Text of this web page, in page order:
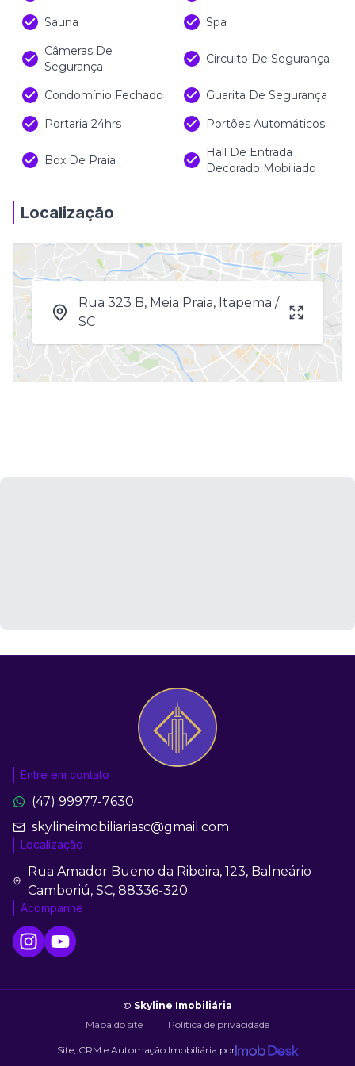
Sauna
Spa
Câmeras De
Segurança
Circuito De Segurança
Condomínio Fechado
Guarita De Segurança
Portaria 24hrs
Portões Automáticos
Box De Praia
Hall De Entrada
Decorado Mobiliado
Localização
Rua 323 B, Meia Praia, Itapema /
SC
Entre em contato
(47) 99977-7630
skylineimobiliariasc@gmail.com
Localização
Rua Amador Bueno da Ribeira, 123, Balneário
Camboriú, SC, 88336-320
Acompanhe
© Skyline Imobiliária
Mapa do site
Política de privacidade
Site, CRM e Automação Imobiliária por